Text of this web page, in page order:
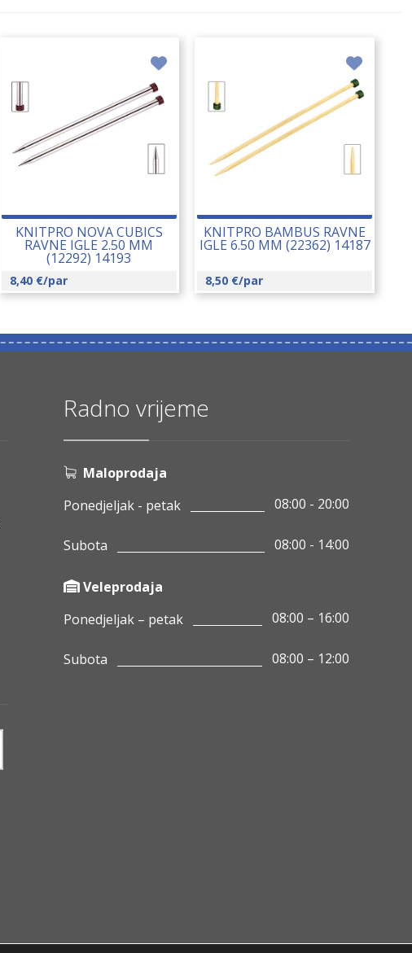
KNITPRO NOVA CUBICS
RAVNE IGLE 2.50 MM
(12292) 14193
8,40 €/par
KNITPRO BAMBUS RAVNE
IGLE 6.50 MM (22362) 14187
8,50 €/par
Radno vrijeme
Maloprodaja
Ponedjeljak - petak
08:00 - 20:00
Subota 08:00 - 14:00
Veleprodaja
Ponedjeljak – petak
08:00 – 16:00
Subota 08:00 – 12:00